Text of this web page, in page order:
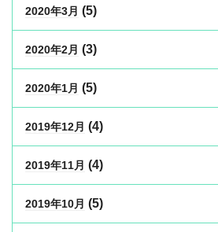
2020年3月 (5)
2020年2月 (3)
2020年1月 (5)
2019年12月 (4)
2019年11月 (4)
2019年10月 (5)